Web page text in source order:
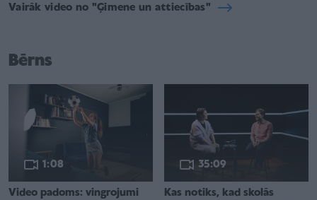
Vairāk video no "Ģimene un attiecības"
Bērns
1:08
Video padoms: vingrojumi
35:09
Kas notiks, kad skolās